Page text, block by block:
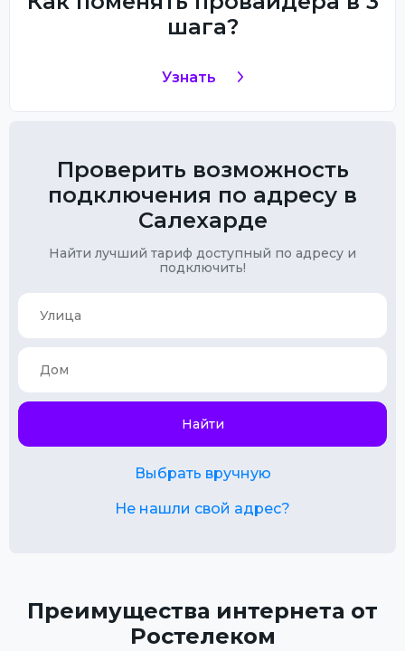
шага?
Узнать
Проверить возможность
подключения по адресу в
Салехарде
Найти лучший тариф доступный по адресу и
подключить!
Найти
Выбрать вручную
Не нашли свой адрес?
Преимущества интернета от
Ростелеком